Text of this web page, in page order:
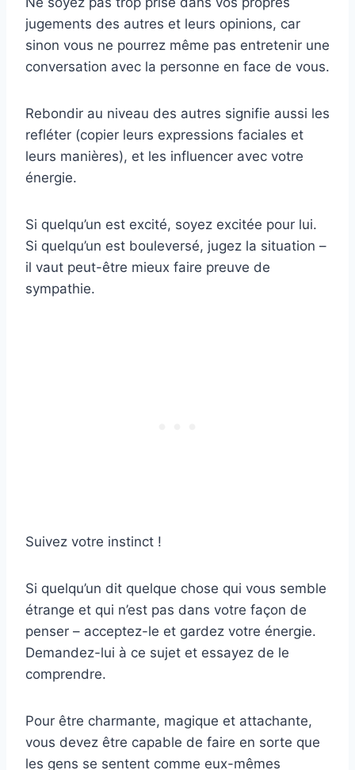
jugements des autres et leurs opinions, car
sinon vous ne pourrez même pas entretenir une
conversation avec la personne en face de vous.
Rebondir au niveau des autres signifie aussi les
refléter (copier leurs expressions faciales et
leurs manières), et les influencer avec votre
énergie.
Si quelqu’un est excité, soyez excitée pour lui.
Si quelqu’un est bouleversé, jugez la situation –
il vaut peut-être mieux faire preuve de
sympathie.
Suivez votre instinct !
Si quelqu’un dit quelque chose qui vous semble
étrange et qui n’est pas dans votre façon de
penser – acceptez-le et gardez votre énergie.
Demandez-lui à ce sujet et essayez de le
comprendre.
Pour être charmante, magique et attachante,
vous devez être capable de faire en sorte que
les gens se sentent comme eux-mêmes